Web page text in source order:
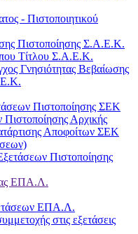
- Πιστοποιητικού
Πιστοποίησης Σ.Α.Ε.Κ.
Τίτλου Σ.Α.Ε.Κ.
Γνησιότητας Βεβαίωσης
Πιστοποίησης ΣΕΚ
Αρχικής
Αποφοίτων ΣΕΚ
Πιστοποίησης
ΕΠΑ.Λ.
ΕΠΑ.Λ.
στις εξετάσεις